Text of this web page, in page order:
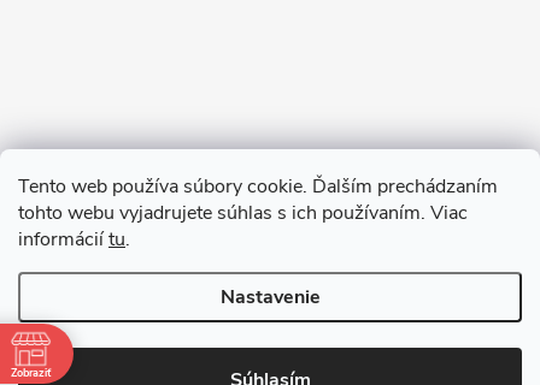
Tento web používa súbory cookie. Ďalším prechádzaním
tohto webu vyjadrujete súhlas s ich používaním. Viac
informáciítu.
Nastavenie
Sledovať na Instagrame
Copyright 2026remab.sk. Všetky práva vyhradené.
Zobraziť